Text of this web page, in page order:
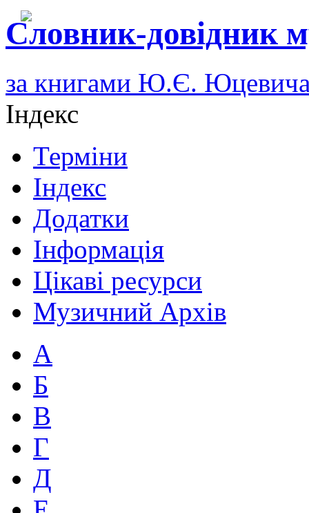
Словник-довідник
за книгами Ю.Є.
Індекс
Терміни
Індекс
Додатки
Інформація
Цікаві ресурси
Музичний Архів
А
Б
В
Г
Д